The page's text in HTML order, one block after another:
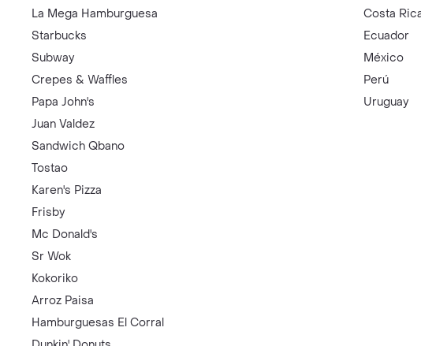
La Mega Hamburguesa
Starbucks
Subway
Crepes & Waffles
Papa John's
Juan Valdez
Sandwich Qbano
Tostao
Karen's Pizza
Frisby
Mc Donald's
Sr Wok
Kokoriko
Arroz Paisa
Hamburguesas El Corral
Costa
Ecuador
México
Perú
Uruguay